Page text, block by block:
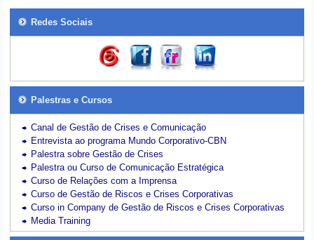
Redes Sociais
Palestras e Cursos
Canal de Gestão de Crises e Comunicação
Entrevista ao programa Mundo Corporativo-CBN
Palestra sobre Gestão de Crises
Palestra ou Curso de Comunicação Estratégica
Curso de Relações com a Imprensa
Curso de Gestão de Riscos e Crises Corporativas
Curso in Company de Gestão de Riscos e Crises Corporativas
Media Training